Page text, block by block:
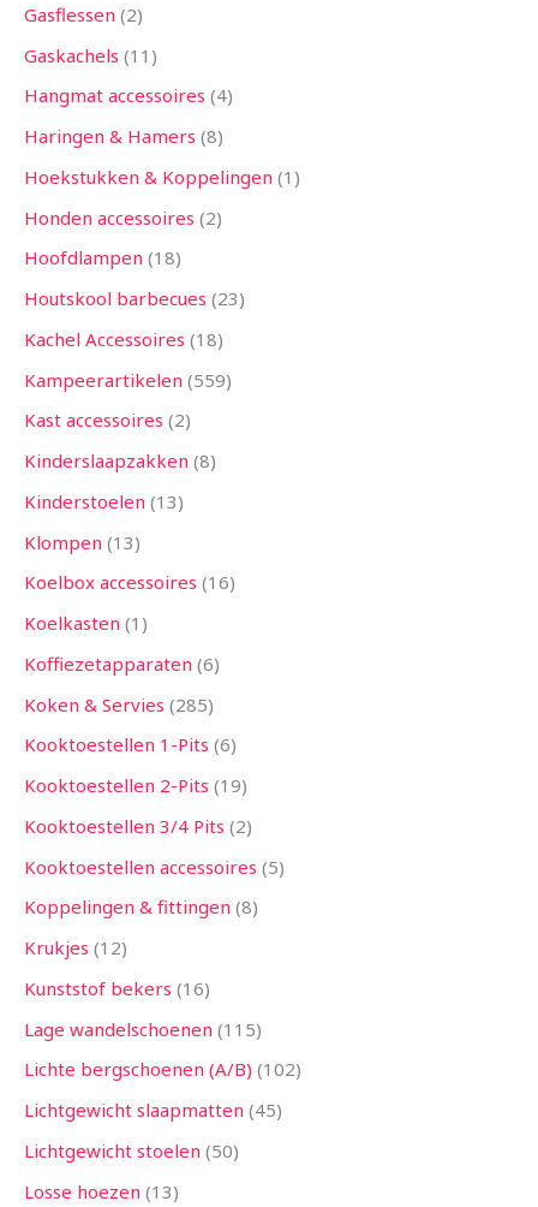
Gasflessen 2
Gaskachels 11
Hangmat accessoires 4
Haringen & Hamers 8
Hoekstukken & Koppelingen 1
Honden accessoires 2
Hoofdlampen 18
Houtskool barbecues 23
Kachel Accessoires 18
Kampeerartikelen 559
Kast accessoires 2
Kinderslaapzakken 8
Kinderstoelen 13
Klompen 13
Koelbox accessoires 16
Koelkasten 1
Koffiezetapparaten 6
Koken & Servies 285
Kooktoestellen 1-Pits 6
Kooktoestellen 2-Pits 19
Kooktoestellen 3/4 Pits 2
Kooktoestellen accessoires 5
Koppelingen & fittingen 8
Krukjes 12
Kunststof bekers 16
Lage wandelschoenen 115
Lichte bergschoenen (A/B) 102
Lichtgewicht slaapmatten 45
Lichtgewicht stoelen 50
Losse hoezen 13